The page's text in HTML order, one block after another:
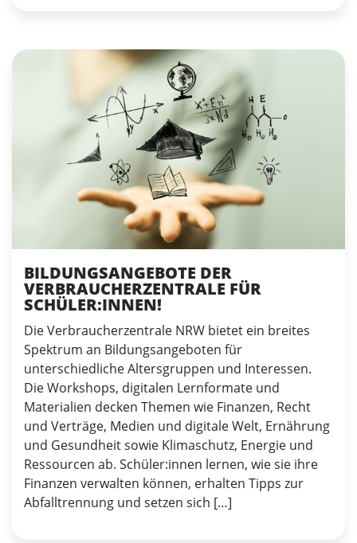
BILDUNGSANGEBOTE DER
VERBRAUCHERZENTRALE FÜR
SCHÜLER:INNEN!
Die Verbraucherzentrale NRW bietet ein breites
Spektrum an Bildungsangeboten für
unterschiedliche Altersgruppen und Interessen.
Die Workshops, digitalen Lernformate und
Materialien decken Themen wie Finanzen, Recht
und Verträge, Medien und digitale Welt, Ernährung
und Gesundheit sowie Klimaschutz, Energie und
Ressourcen ab. Schüler:innen lernen, wie sie ihre
Finanzen verwalten können, erhalten Tipps zur
Abfalltrennung und setzen sich […]